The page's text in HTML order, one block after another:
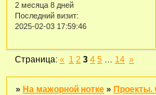
2 месяца 8 дней
Последний визит:
2025-02-03 17:59:46
Страница:« 1 2 3 4 5 … 14 »
» На мажорной нотке » Проекты.